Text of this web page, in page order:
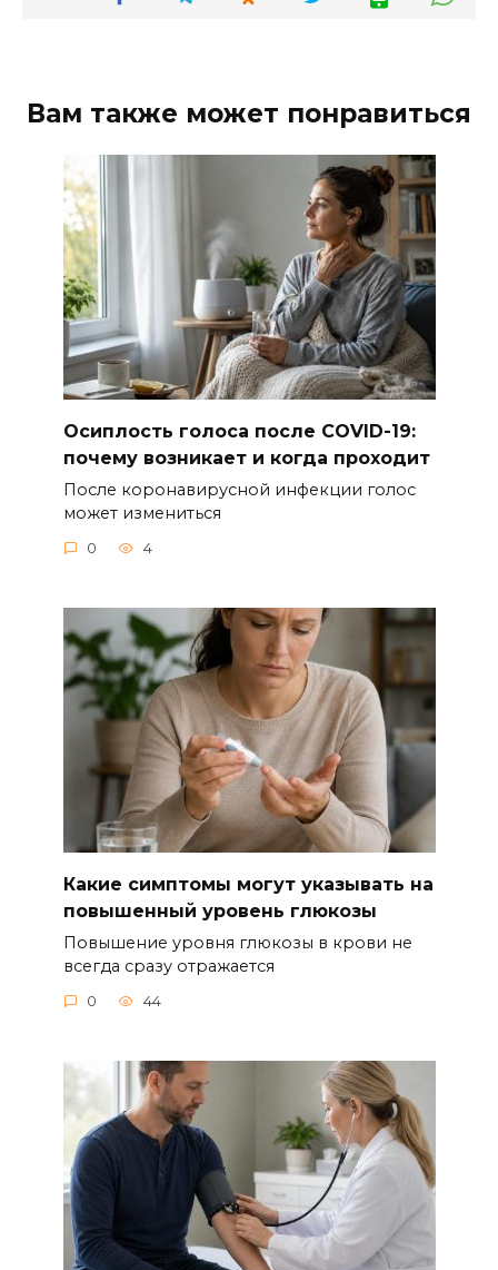
Вам также может понравиться
Осиплость голоса после COVID-19:
почему возникает и когда проходит
После коронавирусной инфекции голос
может измениться
0 4
Какие симптомы могут указывать на
повышенный уровень глюкозы
Повышение уровня глюкозы в крови не
всегда сразу отражается
0 44